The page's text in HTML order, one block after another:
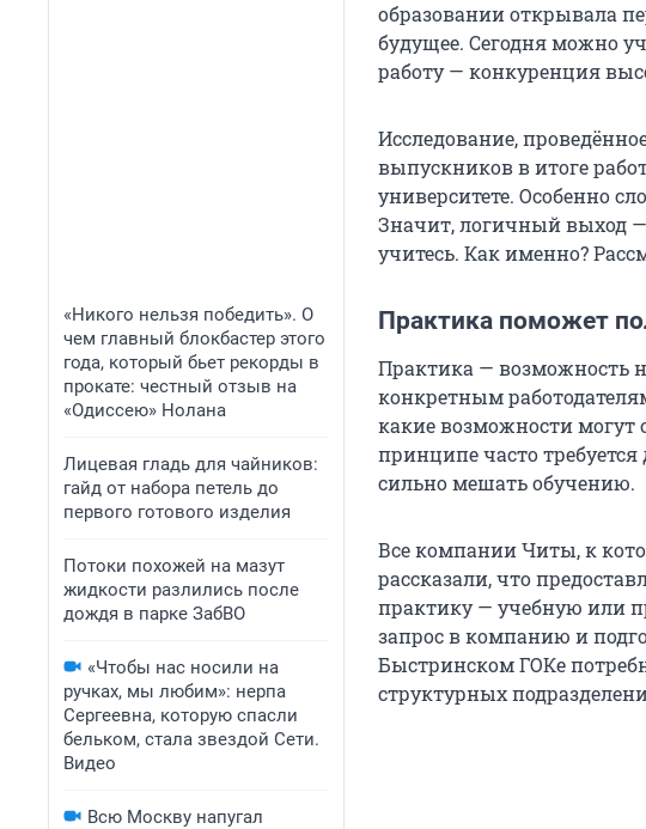
«Никого нельзя победить». О
чем главный блокбастер этого
года, который бьет рекорды в
прокате: честный отзыв на
«Одиссею» Нолана
Лицевая гладь для чайников:
гайд от набора петель до
первого готового изделия
Потоки похожей на мазут
жидкости разлились после
дождя в парке ЗабВО
«Чтобы нас носили на
ручках, мы любим»: нерпа
Сергеевна, которую спасли
бельком, стала звездой Сети.
Видео
Всю Москву напугал
образовании открывала
будущее. Сегодня можно
работу — конкуренция
Исследование,
выпускников в итоге
университете. Особенно
Значит, логичный выход —
учитесь. Как именно?
Практика поможет
Практика — возможность
конкретным
какие возможности
принципе часто
сильно мешать обучению.
Все компании Читы, к
рассказали, что
практику — учебную или
запрос в компанию и
Быстринском ГОКе
структурных